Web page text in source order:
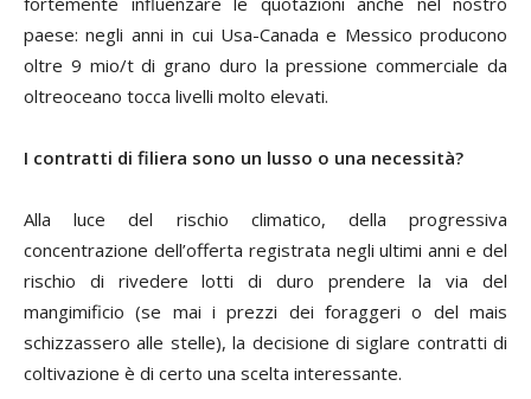
paese: negli anni in cui Usa-Canada e Messico producono
oltre 9 mio/t di grano duro la pressione commerciale da
oltreoceano tocca livelli molto elevati.
I contratti di filiera sono un lusso o una necessità?
Alla luce del rischio climatico, della progressiva
concentrazione dell’offerta registrata negli ultimi anni e del
rischio di rivedere lotti di duro prendere la via del
mangimificio (se mai i prezzi dei foraggeri o del mais
schizzassero alle stelle), la decisione di siglare contratti di
coltivazione è di certo una scelta interessante.